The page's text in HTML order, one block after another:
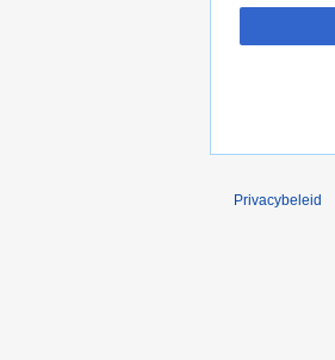
Privacybeleid